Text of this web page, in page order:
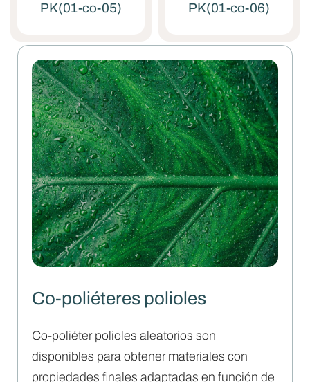
PK(01-co-05) PK(01-co-06)
Co-poliéteres polioles
Co-poliéter polioles aleatorios son
disponibles para obtener materiales con
propiedades finales adaptadas en función de